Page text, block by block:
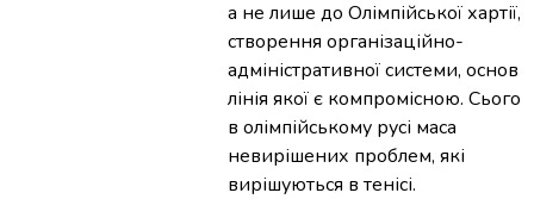
а не лише до Олімпійської хартії,
створення організаційно-
адміністративної системи,
лінія якої є компромісною.
в олімпійському русі маса
невирішених проблем, які
вирішуються в тенісі.